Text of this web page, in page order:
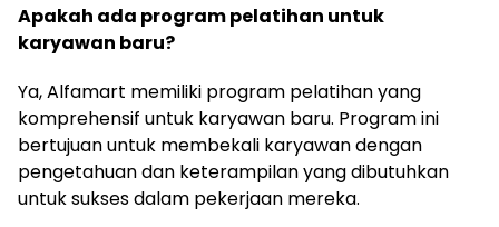
Apakah ada program pelatihan untuk
karyawan baru?
Ya, Alfamart memiliki program pelatihan yang
komprehensif untuk karyawan baru. Program ini
bertujuan untuk membekali karyawan dengan
pengetahuan dan keterampilan yang dibutuhkan
untuk sukses dalam pekerjaan mereka.